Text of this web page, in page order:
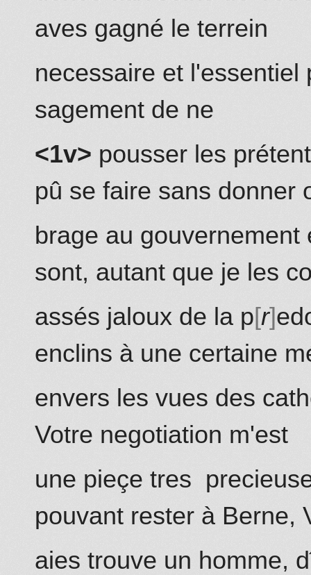
aves gagné le terrein
necessaire et l'essentiel
sagement de ne
<1v> pousser les
pû se faire sans donner
brage au
sont, autant que je les
assés jaloux de la p r
enclins à une certaine
envers les vues des
Votre negotiation m'est
une pieçe tres
pouvant rester à Berne,
aies trouve un homme,